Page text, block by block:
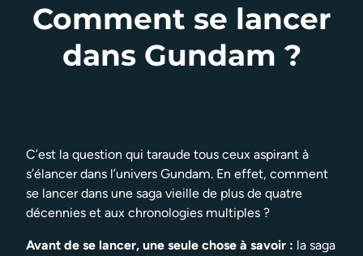
Comment se lancer
dans Gundam ?
C’est la question qui taraude tous ceux aspirant à
s’élancer dans l’univers Gundam. En effet, comment
se lancer dans une saga vieille de plus de quatre
décennies et aux chronologies multiples ?
Avant de se lancer, une seule chose à savoir : la saga